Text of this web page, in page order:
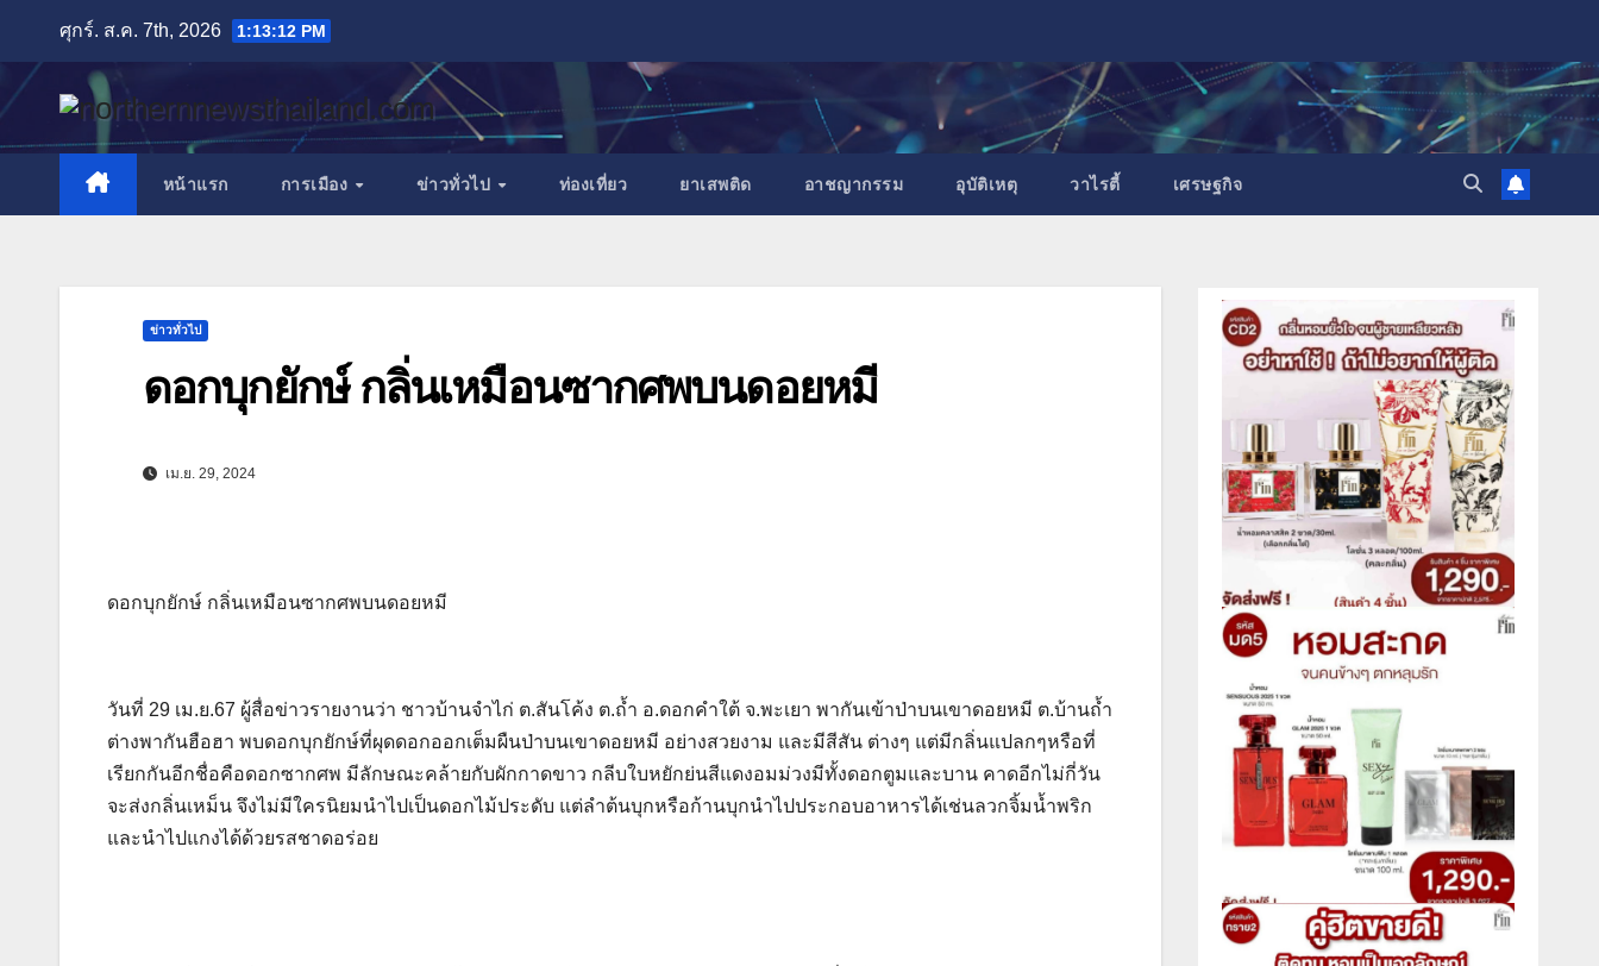
content
ศุกร์. ส.ค. 7th, 2026 1:13:13 PM
หน้าแรก การเมือง ข่าวทั่วไป ท่องเที่ยว ยาเสพติด อาชญากรรม อุบัติเหตุ วาไรตี้ เศรษฐกิจ
ข่าวทั่วไป
ดอกบุกยักษ์ กลิ่นเหมือนซากศพบนดอยหมี
เม.ย. 29, 2024
ดอกบุกยักษ์ กลิ่นเหมือนซากศพบนดอยหมี
วันที่ 29 เม.ย.67 ผู้สื่อข่าวรายงานว่า ชาวบ้านจำไก่ ต.สันโค้ง ต.ถ้ำ อ.ดอกคำใต้ จ.พะเยา พากันเข้าป่าบนเขาดอยหมี ต.บ้านถ้ำ
ต่างพากันฮือฮา พบดอกบุกยักษ์ที่ผุดดอกออกเต็มผืนป่าบนเขาดอยหมี อย่างสวยงาม และมีสีสัน ต่างๆ แต่มีกลิ่นแปลกๆหรือที่
เรียกกันอีกชื่อคือดอกซากศพ มีลักษณะคล้ายกับผักกาดขาว กลีบใบหยักย่นสีแดงอมม่วงมีทั้งดอกตูมและบาน คาดอีกไม่กี่วัน
จะส่งกลิ่นเหม็น จึงไม่มีใครนิยมนำไปเป็นดอกไม้ประดับ แต่ลำต้นบุกหรือก้านบุกนำไปประกอบอาหารได้เช่นลวกจิ้มน้ำพริก
และนำไปแกงได้ด้วยรสชาดอร่อย